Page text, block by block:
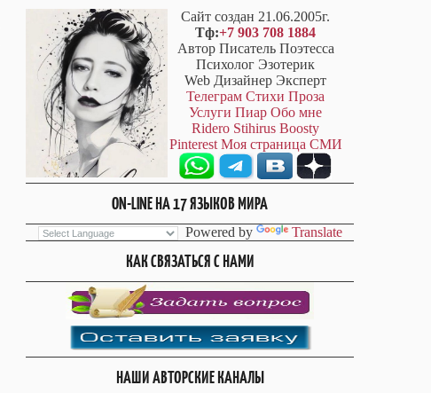
Сайт создан 21.06.2005г.
Тф:+7 903 708 1884
Автор Писатель Поэтесса
Психолог Эзотерик
Web Дизайнер Эксперт
Телеграм Стихи Проза
Услуги Пиар Обо мне
Ridero Stihirus Boosty
Pinterest Моя страница СМИ
ON-LINE НА 17 ЯЗЫКОВ МИРА
Powered by Translate
КАК СВЯЗАТЬСЯ С НАМИ
НАШИ АВТОРСКИЕ КАНАЛЫ